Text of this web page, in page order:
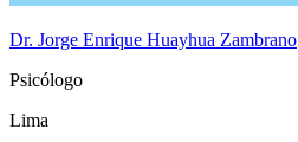
Dr. Jorge Enrique Huayhua Zambrano
Psicólogo
Lima